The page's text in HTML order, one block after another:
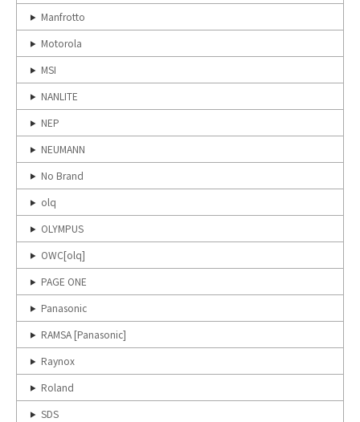
Manfrotto
Motorola
MSI
NANLITE
NEP
NEUMANN
No Brand
olq
OLYMPUS
OWC[olq]
PAGE ONE
Panasonic
RAMSA [Panasonic]
Raynox
Roland
SDS